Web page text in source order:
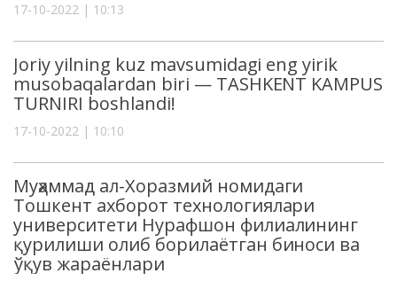
17-10-2022 | 10:13
Joriy yilning kuz mavsumidagi eng yirik
musobaqalardan biri — TASHKENT KAMPUS
TURNIRI boshlandi!
17-10-2022 | 10:10
Муҳаммад ал-Хоразмий номидаги
Тошкент ахборот технологиялари
университети Нурафшон филиалининг
қурилиши олиб борилаётган биноси ва
ўқув жараёнлари